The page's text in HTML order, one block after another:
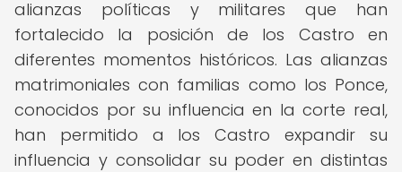
alianzas políticas y militares que han
fortalecido la posición de los Castro en
diferentes momentos históricos. Las alianzas
matrimoniales con familias como los Ponce,
conocidos por su influencia en la corte real,
han permitido a los Castro expandir su
influencia y consolidar su poder en distintas